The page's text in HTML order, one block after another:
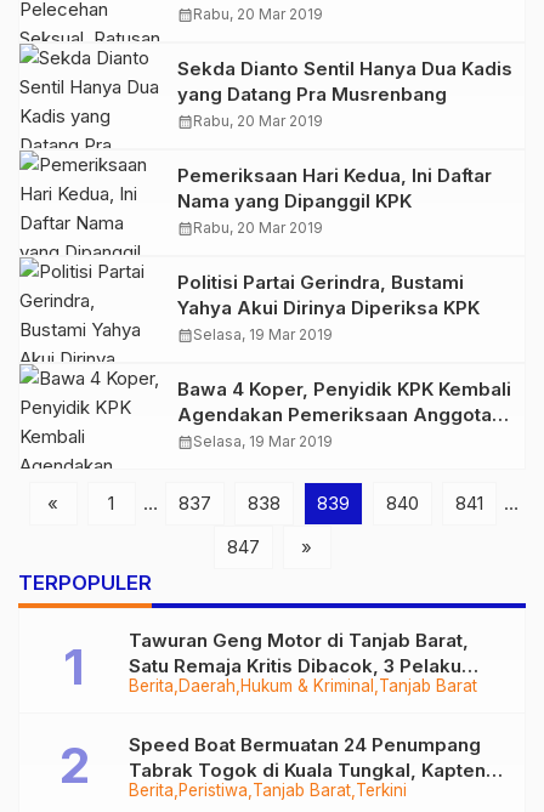
Mahasiswa UIN Jambi Lakukan
calendar_monthRabu, 20 Mar 2019
Sekda Dianto Sentil Hanya Dua Kadis
yang Datang Pra Musrenbang
calendar_monthRabu, 20 Mar 2019
Pemeriksaan Hari Kedua, Ini Daftar
Nama yang Dipanggil KPK
calendar_monthRabu, 20 Mar 2019
Politisi Partai Gerindra, Bustami
Yahya Akui Dirinya Diperiksa KPK
calendar_monthSelasa, 19 Mar 2019
Bawa 4 Koper, Penyidik KPK Kembali
Agendakan Pemeriksaan Anggota
DPRD Provinsi Jambi
calendar_monthSelasa, 19 Mar 2019
« 1 … 837 838 839 840 841
…
847
»
TERPOPULER
Berita Daerah Hukum & Kriminal Tanjab Barat
Tawuran Geng Motor di Tanjab Barat,
Satu Remaja Kritis Dibacok, 3 Pelaku
Ditangkap
Berita Peristiwa Tanjab Barat Terkini
Speed Boat Bermuatan 24 Penumpang
Tabrak Togok di Kuala Tungkal, Kapten
Sempat Hilang